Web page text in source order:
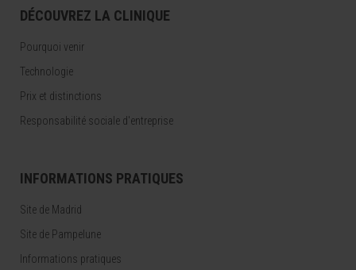
DÉCOUVREZ LA CLINIQUE
Pourquoi venir
Technologie
Prix et distinctions
Responsabilité sociale d'entreprise
INFORMATIONS PRATIQUES
Site de Madrid
Site de Pampelune
Informations pratiques